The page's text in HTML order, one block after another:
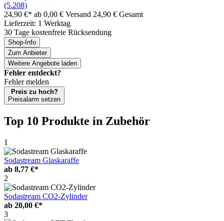
(5.208)
24,90 €* ab 0,00 € Versand 24,90 € Gesamt
Lieferzeit: 1 Werktag
30 Tage kostenfreie Rücksendung
Shop-Info
Zum Anbieter
Weitere Angebote laden
Fehler entdeckt?
Fehler melden
Preis zu hoch?
Preisalarm setzen
Top 10 Produkte in Zubehör
1
Sodastream Glaskaraffe
ab 8,77 €*
2
Sodastream CO2-Zylinder
ab 20,00 €*
3